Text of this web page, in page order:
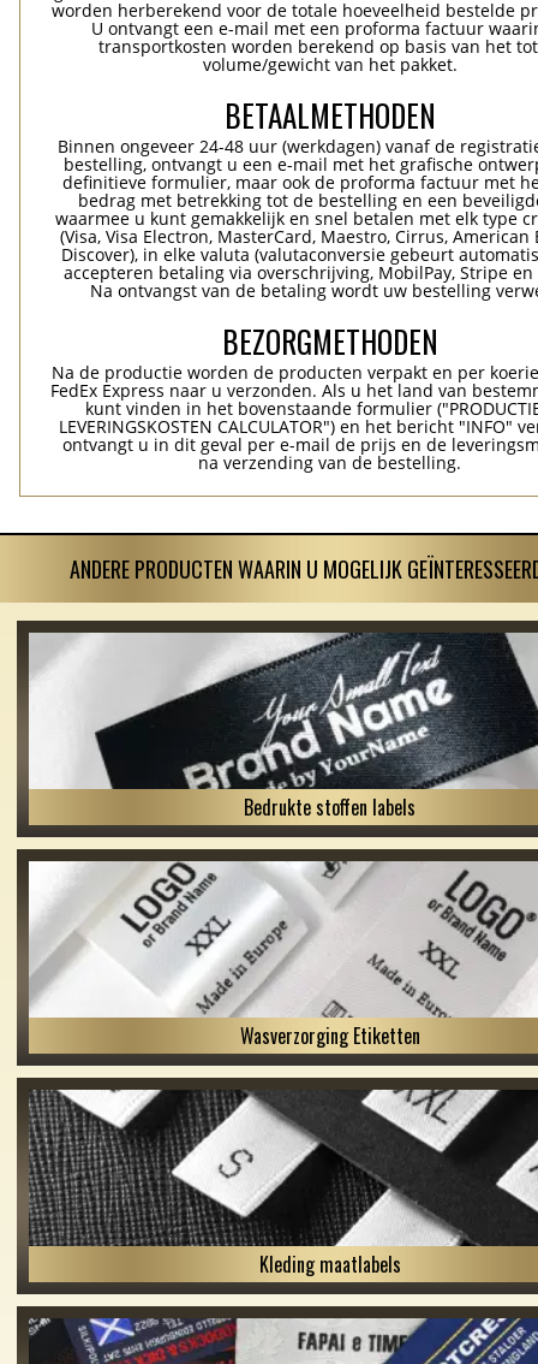
worden herberekend voor de totale hoeveelheid bestelde
U ontvangt een e-mail met een proforma factuur
transportkosten worden berekend op basis van het
volume/gewicht van het pakket.
BETAALMETHODEN
Binnen ongeveer 24-48 uur (werkdagen) vanaf de
bestelling, ontvangt u een e-mail met het grafische
definitieve formulier, maar ook de proforma factuur met
bedrag met betrekking tot de bestelling en een
waarmee u kunt gemakkelijk en snel betalen met elk type
(Visa, Visa Electron, MasterCard, Maestro, Cirrus, American
Discover), in elke valuta (valutaconversie gebeurt
accepteren betaling via overschrijving, MobilPay, Stripe en
Na ontvangst van de betaling wordt uw bestelling
BEZORGMETHODEN
Na de productie worden de producten verpakt en per
FedEx Express naar u verzonden. Als u het land van
kunt vinden in het bovenstaande formulier
LEVERINGSKOSTEN CALCULATOR") en het bericht "INFO"
ontvangt u in dit geval per e-mail de prijs en de
na verzending van de bestelling.
ANDERE PRODUCTEN WAARIN U MOGELIJK
Bedrukte stoffen labels
Wasverzorging Etiketten
Kleding maatlabels